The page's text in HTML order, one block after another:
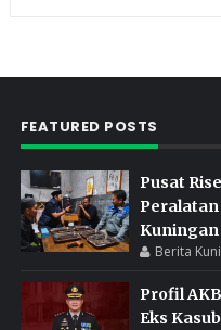
FEATURED POSTS
Pusat
Peralatan
Kuningan
Berita
Profil
Eks